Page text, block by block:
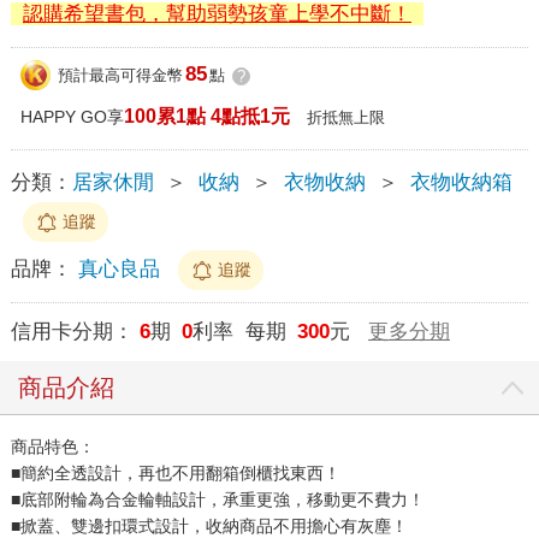
認購希望書包，幫助弱勢孩童上學不中斷！
預計最高可得金幣 85點 ?
HAPPY GO享100累1點 4點抵1元 折抵無上限
分類： 居家休閒 ＞ 收納 ＞ 衣物收納 ＞ 衣物收納箱
追蹤
品牌： 真心良品 追蹤
信用卡分期： 6期 0利率 每期 300元 更多分期
商品介紹
商品特色：
■簡約全透設計，再也不用翻箱倒櫃找東西！
■底部附輪為合金輪軸設計，承重更強，移動更不費力！
■掀蓋、雙邊扣環式設計，收納商品不用擔心有灰塵！